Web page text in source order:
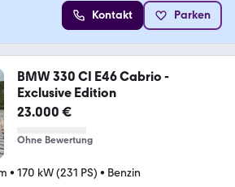
Kontakt Parken
BMW 330 CI E46 Cabrio -
Exclusive Edition
23.000 €
Ohne Bewertung
• 170 kW (231 PS) • Benzin